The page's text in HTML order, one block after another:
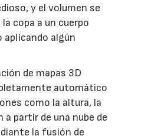
y el volumen se
copa a un cuerpo
aplicando algún
de mapas 3D
automático
como la altura, la
a partir de una nube de
la fusión de